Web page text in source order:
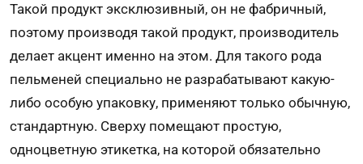
Такой продукт эксклюзивный, он не фаб­ричный,
поэтому производя такой продукт, про­изводитель
делает акцент именно на этом. Для такого рода
пельменей специально не разрабатывают какую-
либо особую упаковку, применяют только обычную,
стандартную. Сверху помещают простую,
одноцветную этикетка, на которой обязательно